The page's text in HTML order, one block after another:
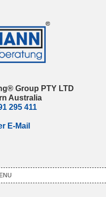
Group PTY LTD
Australia
295 411
E-Mail